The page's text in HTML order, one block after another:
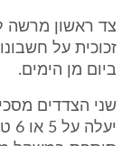
צד ראשון מרשה
זכוכית על
ביום מן הימים.
שני הצדדים